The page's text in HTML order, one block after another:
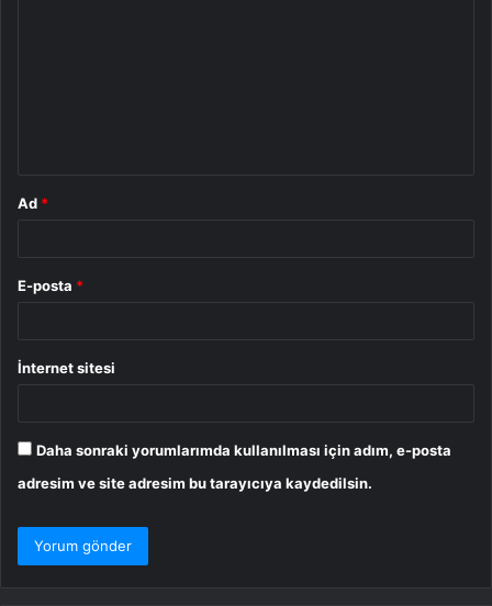
Ad *
E-posta *
İnternet sitesi
Daha sonraki yorumlarımda kullanılması için adım, e-posta
adresim ve site adresim bu tarayıcıya kaydedilsin.